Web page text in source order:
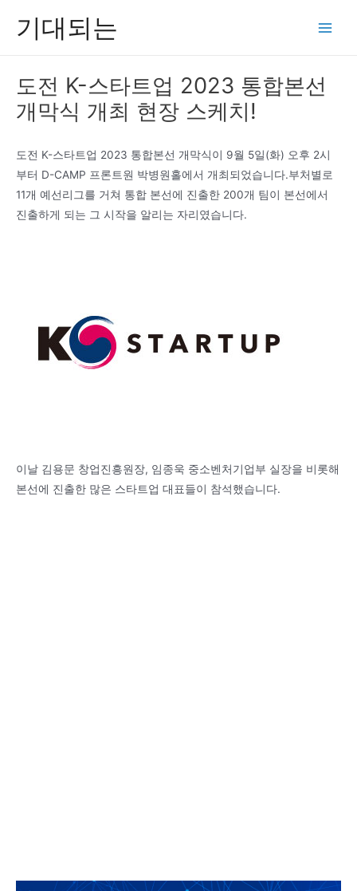
기대되는
도전 K-스타트업 2023 통합본선
개막식 개최 현장 스케치!
도전 K-스타트업 2023 통합본선 개막식이 9월 5일(화) 오후 2시
부터 D-CAMP 프론트원 박병원홀에서 개최되었습니다.부처별로
11개 예선리그를 거쳐 통합 본선에 진출한 200개 팀이 본선에서
진출하게 되는 그 시작을 알리는 자리였습니다.
이날 김용문 창업진흥원장, 임종욱 중소벤처기업부 실장을 비롯해
본선에 진출한 많은 스타트업 대표들이 참석했습니다.